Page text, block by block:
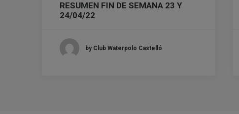
RESUMEN FIN DE SEMANA 23 Y
24/04/22
by Club Waterpolo Castelló